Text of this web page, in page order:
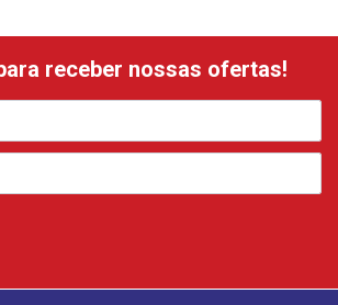
receber nossas ofertas!